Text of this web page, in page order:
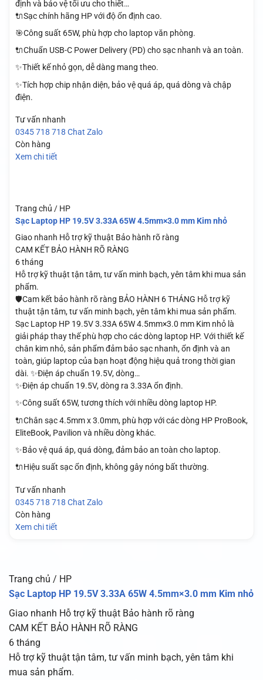
định và bảo vệ tối ưu cho thiết…
🔌Sạc chính hãng HP với độ ổn định cao.
🎯Công suất 65W, phù hợp cho laptop văn phòng.
🔌Chuẩn USB-C Power Delivery (PD) cho sạc nhanh và an toàn.
✨Thiết kế nhỏ gọn, dễ dàng mang theo.
✨Tích hợp chip nhận diện, bảo vệ quá áp, quá dòng và chập
điện.
Tư vấn nhanh
0345 718 718 Chat Zalo
Còn hàng
Xem chi tiết
Trang chủ / HP
Sạc Laptop HP 19.5V 3.33A 65W 4.5mm×3.0 mm Kim nhỏ
Giao nhanh Hỗ trợ kỹ thuật Bảo hành rõ ràng
CAM KẾT BẢO HÀNH RÕ RÀNG
6 tháng
Hỗ trợ kỹ thuật tận tâm, tư vấn minh bạch, yên tâm khi mua sản
phẩm.
🛡️Cam kết bảo hành rõ ràng BẢO HÀNH 6 THÁNG Hỗ trợ kỹ
thuật tận tâm, tư vấn minh bạch, yên tâm khi mua sản phẩm.
Sạc Laptop HP 19.5V 3.33A 65W 4.5mm×3.0 mm Kim nhỏ là
giải pháp thay thế phù hợp cho các dòng laptop HP. Với thiết kế
chân kim nhỏ, sản phẩm đảm bảo sạc nhanh, ổn định và an
toàn, giúp laptop của bạn hoạt động hiệu quả trong thời gian
dài. ✨Điện áp chuẩn 19.5V, dòng…
✨Điện áp chuẩn 19.5V, dòng ra 3.33A ổn định.
✨Công suất 65W, tương thích với nhiều dòng laptop HP.
🔌Chân sạc 4.5mm x 3.0mm, phù hợp với các dòng HP ProBook,
EliteBook, Pavilion và nhiều dòng khác.
✨Bảo vệ quá áp, quá dòng, đảm bảo an toàn cho laptop.
🔌Hiệu suất sạc ổn định, không gây nóng bất thường.
Tư vấn nhanh
0345 718 718 Chat Zalo
Còn hàng
Xem chi tiết
Trang chủ / HP
Sạc Laptop HP 19.5V 3.33A 65W 4.5mm×3.0 mm Kim nhỏ
Giao nhanh Hỗ trợ kỹ thuật Bảo hành rõ ràng
CAM KẾT BẢO HÀNH RÕ RÀNG
6 tháng
Hỗ trợ kỹ thuật tận tâm, tư vấn minh bạch, yên tâm khi
mua sản phẩm.